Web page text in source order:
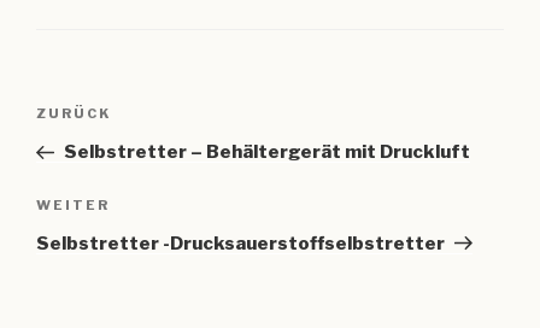
Beitragsnavigation
Vorheriger
Beitrag
ZURÜCK
Selbstretter – Behältergerät mit Druckluft
Nächster
Beitrag
WEITER
Selbstretter -Drucksauerstoffselbstretter